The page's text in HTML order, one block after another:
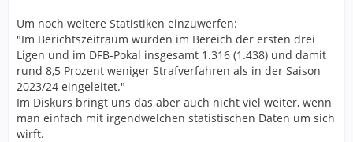
Um noch weitere Statistiken einzuwerfen:
"Im Berichtszeitraum wurden im Bereich der ersten drei
Ligen und im DFB-Pokal insgesamt 1.316 (1.438) und damit
rund 8,5 Prozent weniger Strafverfahren als in der Saison
2023/24 eingeleitet."
Im Diskurs bringt uns das aber auch nicht viel weiter, wenn
man einfach mit irgendwelchen statistischen Daten um sich
wirft.